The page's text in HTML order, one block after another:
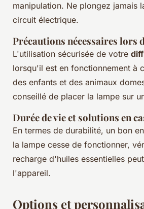
manipulation. Ne plongez jamais
circuit électrique.
Précautions nécessaires lors
L'utilisation sécurisée de votre
lorsqu'il est en fonctionnement à
des enfants et des animaux
conseillé de placer la lampe sur
Durée de vie et solutions en
En termes de durabilité, un bon
la lampe cesse de fonctionner,
recharge d'huiles essentielles
l'appareil.
Options et